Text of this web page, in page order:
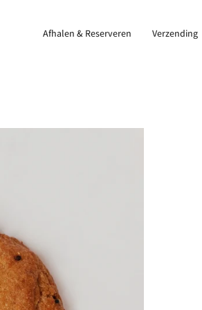
Afhalen & Reserveren Verzending